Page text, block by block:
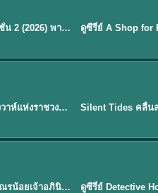
Flex X Cop 2 คุณชายสายสืบ ซีซั่น 2 (2026) พากย์ไทย ซับไทย EP.1-14 ★8
Royal Betrothal (2026) สัญญาวิวาห์แห่งราชวงศ์ พากย์ไทย ซับไทย EP1-32 ★9.5
EP.7Avatar The Last Airbender 2 เณรน้อยเจ้าอภินิหาร พากย์ไทย